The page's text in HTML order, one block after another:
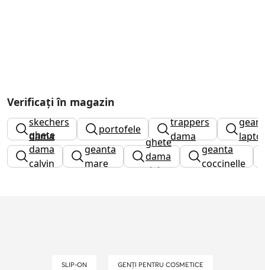
Verificați în magazin
skechers
dama
portofele
trappers
dama
ghete
dama
calvin
geanta
mare
ghete
dama
rieker
geanta
coccinelle
SLIP-ON GENȚI PENTRU COSMETICE